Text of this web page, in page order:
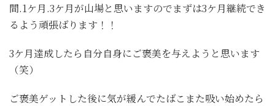
間.1ケ月.3ケ月が山場と思いますのでまずは3ケ月継続でき
るよう頑張ばります！！
3ケ月達成したら自分自身にご褒美を与えようと思います
（笑）
ご褒美ゲットした後に気が緩んでたばこまた吸い始めたら